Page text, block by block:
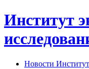
Институт
Новости